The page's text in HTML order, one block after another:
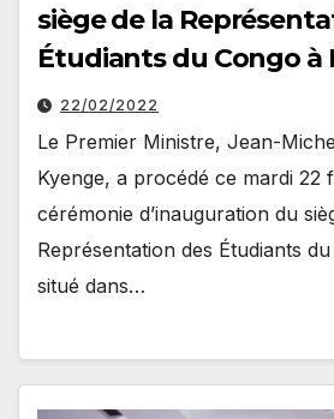
siège de la
Étudiants du Congo à
22/02/2022
Le Premier Ministre, Jean-
Kyenge, a procédé ce mardi 22
cérémonie d’inauguration du
Représentation des Étudiants
situé dans…